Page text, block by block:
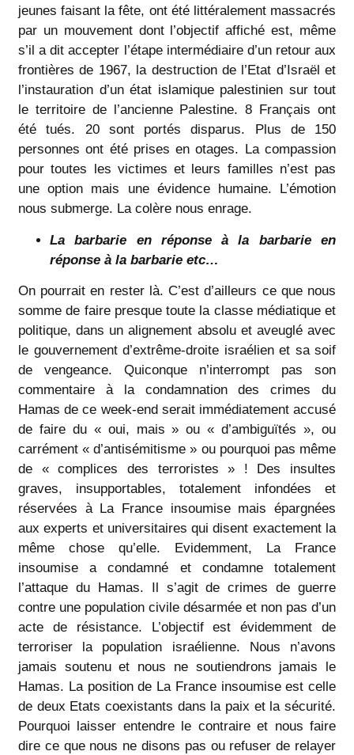
jeunes faisant la fête, ont été littéralement massacrés
par un mouvement dont l’objectif affiché est, même
s’il a dit accepter l’étape intermédiaire d’un retour aux
frontières de 1967, la destruction de l’Etat d’Israël et
l’instauration d’un état islamique palestinien sur tout
le territoire de l’ancienne Palestine. 8 Français ont
été tués. 20 sont portés disparus. Plus de 150
personnes ont été prises en otages. La compassion
pour toutes les victimes et leurs familles n’est pas
une option mais une évidence humaine. L’émotion
nous submerge. La colère nous enrage.
La barbarie en réponse à la barbarie en
réponse à la barbarie etc…
On pourrait en rester là. C’est d’ailleurs ce que nous
somme de faire presque toute la classe médiatique et
politique, dans un alignement absolu et aveuglé avec
le gouvernement d’extrême-droite israélien et sa soif
de vengeance. Quiconque n’interrompt pas son
commentaire à la condamnation des crimes du
Hamas de ce week-end serait immédiatement accusé
de faire du « oui, mais » ou « d’ambiguïtés », ou
carrément « d’antisémitisme » ou pourquoi pas même
de « complices des terroristes » ! Des insultes
graves, insupportables, totalement infondées et
réservées à La France insoumise mais épargnées
aux experts et universitaires qui disent exactement la
même chose qu’elle. Evidemment, La France
insoumise a condamné et condamne totalement
l’attaque du Hamas. Il s’agit de crimes de guerre
contre une population civile désarmée et non pas d’un
acte de résistance. L’objectif est évidemment de
terroriser la population israélienne. Nous n’avons
jamais soutenu et nous ne soutiendrons jamais le
Hamas. La position de La France insoumise est celle
de deux Etats coexistants dans la paix et la sécurité.
Pourquoi laisser entendre le contraire et nous faire
dire ce que nous ne disons pas ou refuser de relayer